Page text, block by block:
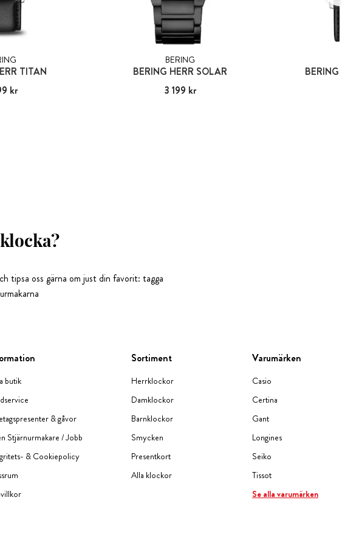
TITAN
kr
kr
BERING
BERING HERR SOLAR
Pris :3 199 kr
3 199 kr
BERING
tipsa oss gärna om just din favorit: tagga
butik
& gåvor
Stjärnurmakare / Jobb
& Cookiepolicy
Sortiment
Herrklockor
Damklockor
Barnklockor
Smycken
Presentkort
Alla klockor
Varumärken
Casio
Certina
Gant
Longines
Seiko
Tissot
Se alla varumärken